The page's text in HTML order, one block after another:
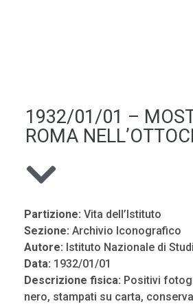
1932/01/01 –
ROMA
Partizione: Vita dell’Istituto
Sezione: Archivio Iconografico
Autore: Istituto Nazionale di
Data: 1932/01/01
Descrizione fisica: Positivi
nero, stampati su carta,